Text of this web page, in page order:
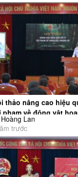
thảo nâng cao hiệu
phạm về động vật
Hoàng Lan
trước